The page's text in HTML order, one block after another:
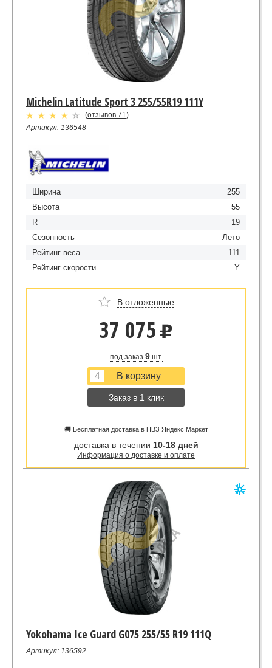
Michelin Latitude Sport 3 255/55R19 111Y
(отзывов 71)
Артикул: 136548
Ширина
255
Высота
55
R
19
Сезонность
Лето
Рейтинг веса
111
Рейтинг скорости
Y
В отложенные
37 075 u
под заказ 9шт.
Заказ в 1 клик
🚚 Бесплатная доставка в ПВЗ Яндекс Маркет
доставка в течении 10-18 дней
Информация о доставке и оплате
Yokohama Ice Guard G075 255/55 R19 111Q
Артикул: 136592